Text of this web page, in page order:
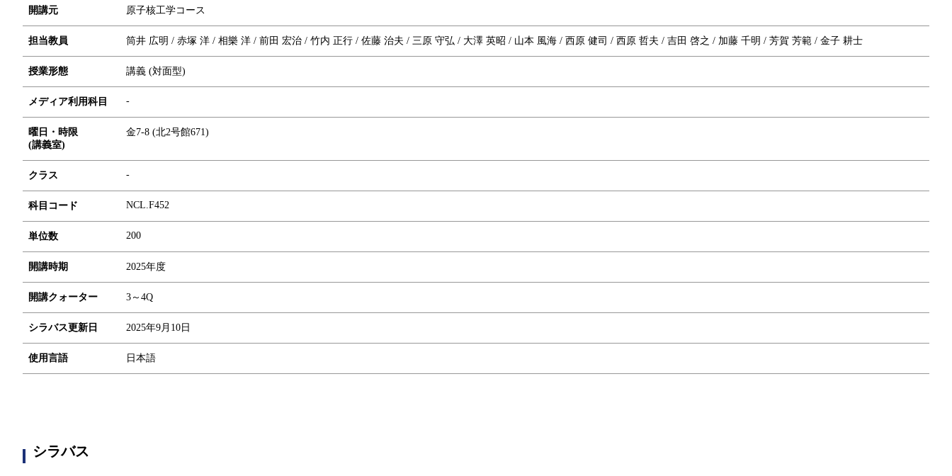
開講元 原子核工学コース
担当教員 筒井 広明 / 赤塚 洋 / 相樂 洋 / 前田 宏治 / 竹内 正行 / 佐藤 治夫 / 三原 守弘 / 大澤 英昭 / 山本 風海 / 西原 健司 / 西原 哲夫 / 吉田 啓之 / 加藤 千明 / 芳賀 芳範 / 金子 耕士
授業形態 講義 (対面型)
メディア利用科目 -
曜日・時限
(講義室)
金7-8 (北2号館671)
クラス -
科目コード NCL.F452
単位数 200
開講時期 2025年度
開講クォーター 3～4Q
シラバス更新日 2025年9月10日
使用言語 日本語
シラバス